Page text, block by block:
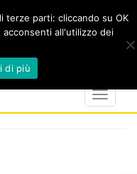
marker
calendar
Toggle
terze parti: cliccando su OK
all'utilizzo dei
di più